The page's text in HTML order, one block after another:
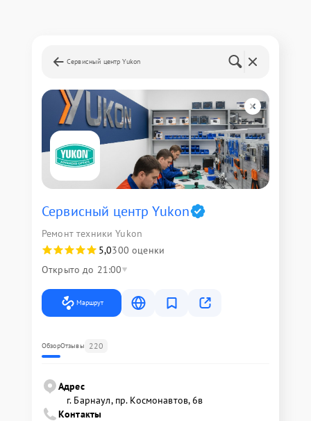
Сервисный центр Yukon
Сервисный центр Yukon
Ремонт техники Yukon
5,0300 оценки
Открыто до 21:00
Маршрут
ОбзорОтзывы 220
Адрес
г. Барнаул, ​пр. Космонавтов, 6в
Контакты